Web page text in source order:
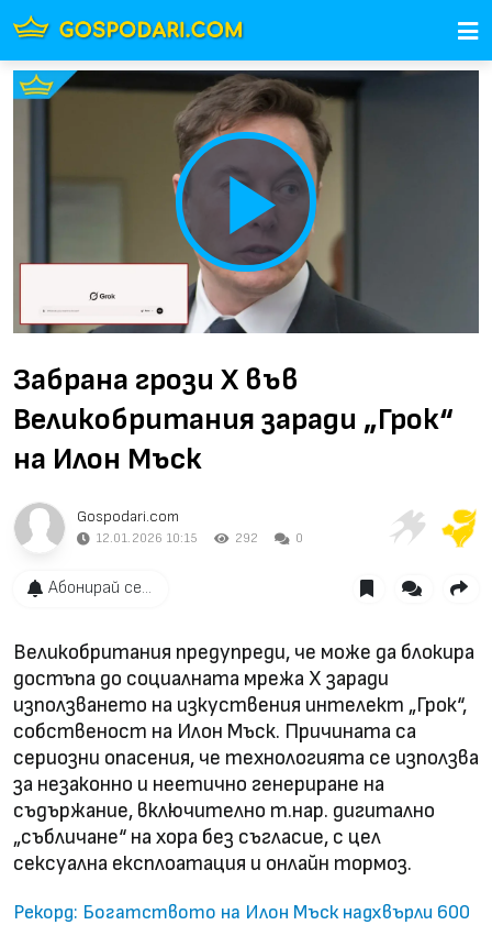
Play
Video
Забрана грози Х във
Великобритания заради „Грок“
на Илон Мъск
Gospodari.com
12.01.2026 10:15 292 0
Абонирай се...
Великобритания предупреди, че може да блокира
достъпа до социалната мрежа Х заради
използването на изкуствения интелект „Грок“,
собственост на Илон Мъск. Причината са
сериозни опасения, че технологията се използва
за незаконно и неетично генериране на
съдържание, включително т.нар. дигитално
„събличане“ на хора без съгласие, с цел
сексуална експлоатация и онлайн тормоз.
Рекорд: Богатството на Илон Мъск надхвърли 600